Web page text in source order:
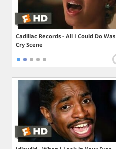
Cadillac Records - All I Could Do Was
Cry Scene